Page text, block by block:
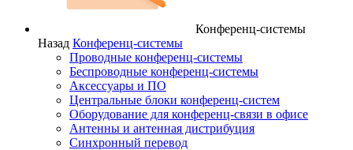
Конференц-системы
Назад Конференц-системы
Проводные конференц-системы
Беспроводные конференц-системы
Аксессуары и ПО
Центральные блоки конференц-систем
Оборудование для конференц-связи в офисе
Антенны и антенная дистрибуция
Синхронный перевод